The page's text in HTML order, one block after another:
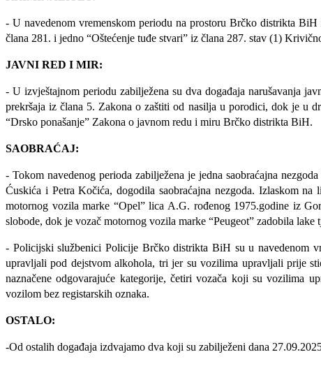
- U navedenom vremenskom periodu na prostoru Brčko distrikta
člana 281. i jedno “Oštećenje tuđe stvari” iz člana 287. stav (1)
JAVNI RED I MIR:
- U izvještajnom periodu zabilježena su dva događaja narušavanja
prekršaja iz člana 5. Zakona o zaštiti od nasilja u porodici, dok je u
“Drsko ponašanje” Zakona o javnom redu i miru Brčko distrikta BiH.
SAOBRAĆAJ:
- Tokom navedenog perioda zabilježena je jedna saobraćajna
Ćuskića i Petra Kočića, dogodila saobraćajna nezgoda. Izlaskom
motornog vozila marke “Opel” lica A.G. rođenog 1975.godine iz
slobode, dok je vozač motornog vozila marke “Peugeot” zadobila lake
- Policijski službenici Policije Brčko distrikta BiH su u navedenom
upravljali pod dejstvom alkohola, tri jer su vozilima upravljali prije
naznačene odgovarajuće kategorije, četiri vozača koji su vozilima
vozilom bez registarskih oznaka.
OSTALO:
-Od ostalih događaja izdvajamo dva koji su zabilježeni dana